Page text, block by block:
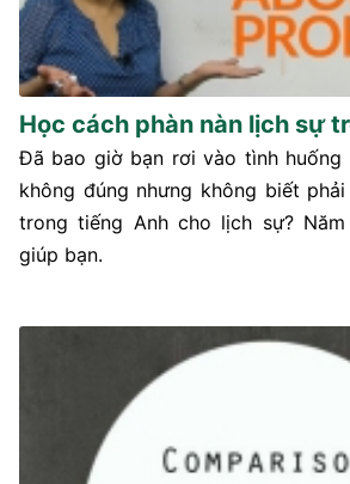
Học cách phàn nàn lịch sự
Đã bao giờ bạn rơi vào tình
không đúng nhưng không biết
trong tiếng Anh cho lịch sự?
giúp bạn.